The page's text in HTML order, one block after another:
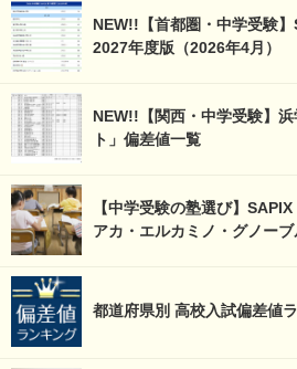
NEW!!【首都圏・中学受験
2027年度版（2026年4月）
NEW!!【関西・中学受験】
ト」偏差値一覧
【中学受験の塾選び】
アカ・エルカミノ・グノー
都道府県別 高校入試偏差値